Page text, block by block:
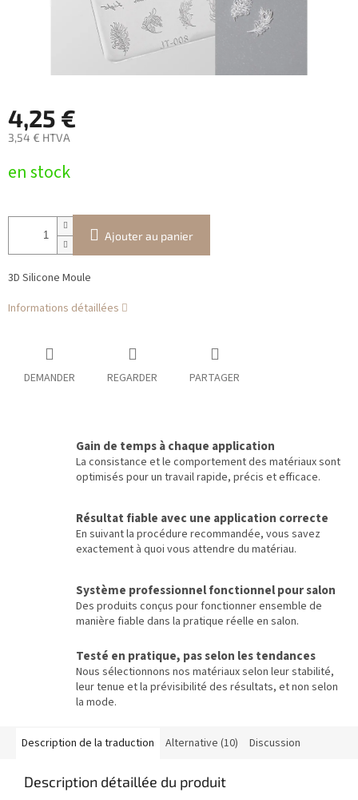
4,25 €
3,54 € HTVA
de
en stock
Ajouter au panier
3D Silicone Moule
Informations détaillées
DEMANDER REGARDER PARTAGER
Gain de temps à chaque application
La consistance et le comportement des matériaux sont
optimisés pour un travail rapide, précis et efficace.
Résultat fiable avec une application correcte
En suivant la procédure recommandée, vous savez
exactement à quoi vous attendre du matériau.
Système professionnel fonctionnel pour salon
Des produits conçus pour fonctionner ensemble de
manière fiable dans la pratique réelle en salon.
Testé en pratique, pas selon les tendances
Nous sélectionnons nos matériaux selon leur stabilité,
leur tenue et la prévisibilité des résultats, et non selon
la mode.
Description de la traduction Alternative (10) Discussion
Description détaillée du produit